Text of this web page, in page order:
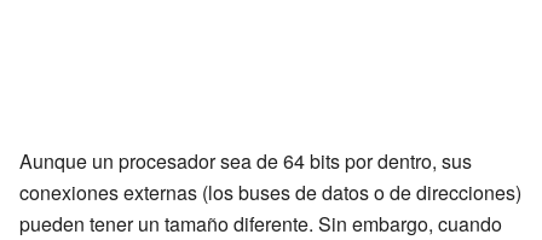
Aunque un procesador sea de 64 bits por dentro, sus
conexiones externas (los buses de datos o de direcciones)
pueden tener un tamaño diferente. Sin embargo, cuando